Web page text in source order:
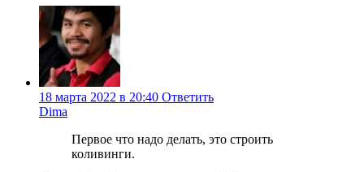
18 марта 2022 в 20:40 Ответить
Dima
Первое что надо делать, это строить
коливинги.